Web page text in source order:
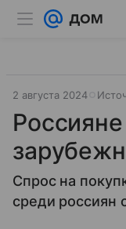
2 августа 2024
Спрос на
среди россиян